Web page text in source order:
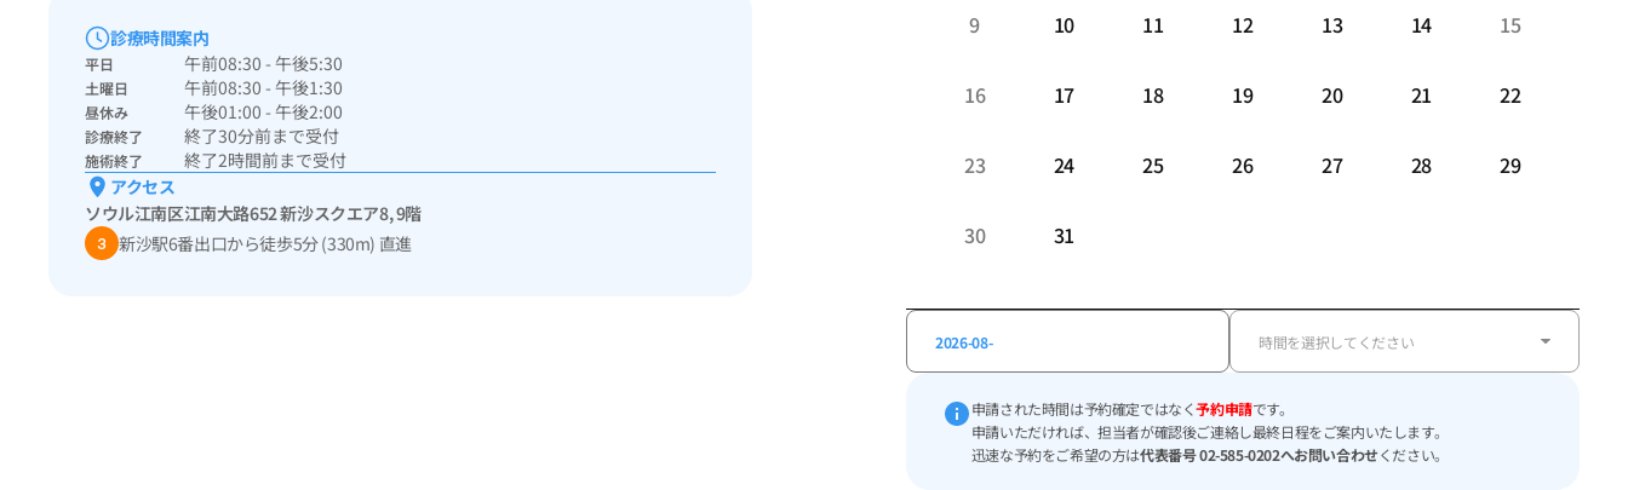
診療時間案内
平日 午前08:30 - 午後5:30
土曜日 午前08:30 - 午後1:30
昼休み 午後01:00 - 午後2:00
診療終了 終了30分前まで受付
施術終了
終了2時間前まで受付
アクセス
ソウル江南区江南大路652 新沙スクエア8, 9階
3 新沙駅6番出口から徒歩5分 (330m) 直進
9 10 11 12 13 14 15
16 17 18 19 20 21 22
23 24 25 26 27 28 29
30 31
2026-08-
申請された時間は予約確定ではなく予約申請です。
申請いただければ、担当者が確認後ご連絡し最終日程をご案内いたします。
迅速な予約をご希望の方は代表番号 02-585-0202へお問い合わせください。